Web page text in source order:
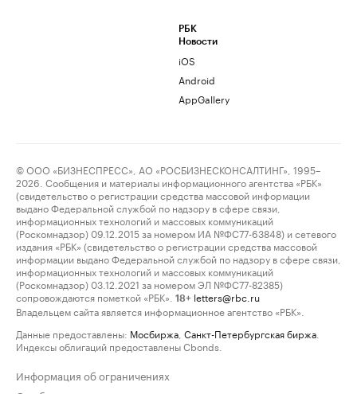
РБК
Новости
iOS
Android
AppGallery
© ООО «БИЗНЕСПРЕСС», АО «РОСБИЗНЕСКОНСАЛТИНГ», 1995–
2026. Сообщения и материалы информационного агентства «РБК»
(свидетельство о регистрации средства массовой информации
выдано Федеральной службой по надзору в сфере связи,
информационных технологий и массовых коммуникаций
(Роскомнадзор) 09.12.2015 за номером ИА №ФС77-63848) и сетевого
издания «РБК» (свидетельство о регистрации средства массовой
информации выдано Федеральной службой по надзору в сфере связи,
информационных технологий и массовых коммуникаций
(Роскомнадзор) 03.12.2021 за номером ЭЛ №ФС77-82385)
сопровождаются пометкой «РБК».
18+ letters@rbc.ru
Владельцем сайта является информационное агентство «РБК».
Данные предоставлены: Мосбиржа Санкт-Петербургская биржа
Индексы облигаций предоставлены Cbonds.
Информация об ограничениях